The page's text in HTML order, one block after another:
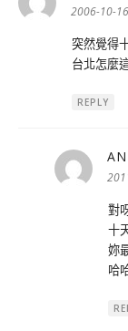
示:
2006-10-
突然覺得
台北怎麼
REPLY
對
十
妳
哈